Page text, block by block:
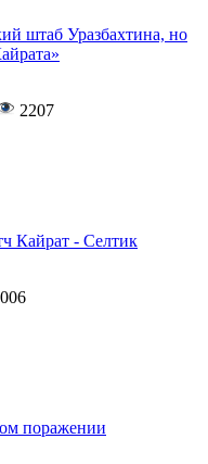
штаб Уразбахтина, но
2207
Кайрат - Селтик
поражении